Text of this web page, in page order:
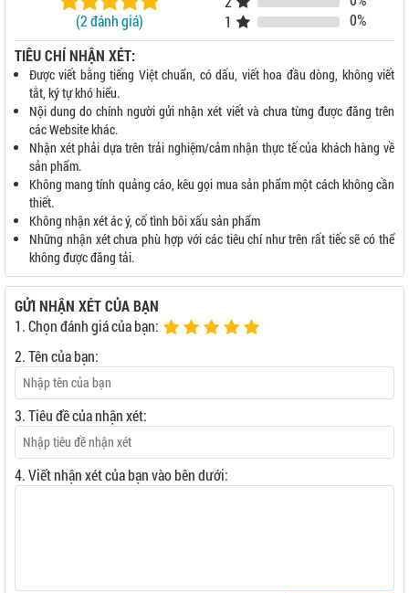
(2 đánh giá)
1
0%
TIÊU CHÍ NHẬN XÉT:
Được viết bằng tiếng Việt chuẩn, có dấu, viết hoa đầu dòng, không viết
tắt, ký tự khó hiểu.
Nội dung do chính người gửi nhận xét viết và chưa từng được đăng trên
các Website khác.
Nhận xét phải dựa trên trải nghiệm/cảm nhận thực tế của khách hàng về
sản phẩm.
Không mang tính quảng cáo, kêu gọi mua sản phẩm một cách không cần
thiết.
Không nhận xét ác ý, cố tình bôi xấu sản phẩm
Những nhận xét chưa phù hợp với các tiêu chí như trên rất tiếc sẽ có thể
không được đăng tải.
GỬI NHẬN XÉT CỦA BẠN
1. Chọn đánh giá của bạn:
2. Tên của bạn:
3. Tiêu đề của nhận xét:
4. Viết nhận xét của bạn vào bên dưới: